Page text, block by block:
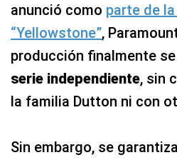
anunció como parte de
“Yellowstone”,
producción finalmente
serie independiente, sin
la familia Dutton ni con
Sin embargo, se